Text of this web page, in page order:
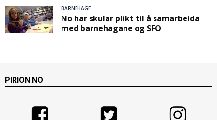
BARNEHAGE
No har skular plikt til å samarbeida
med barnehagane og SFO
PIRION.NO